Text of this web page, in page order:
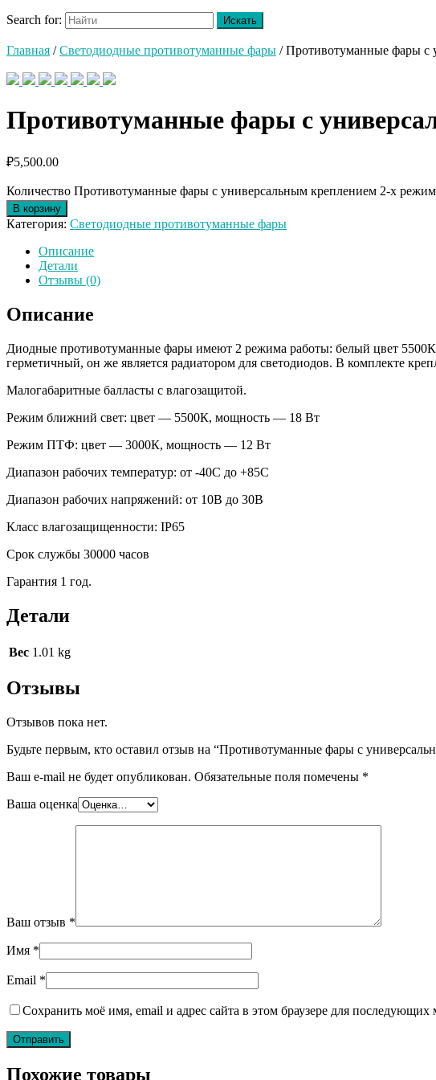
Search for:
Главная /Светодиодные противотуманные фары / Противотуманные фары с
Противотуманные фары с
₽5,500.00
Количество Противотуманные фары с универсальным креплением 2-х
В корзину
Категория: Светодиодные противотуманные фары
Описание
Детали
Отзывы (0)
Описание
Диодные противотуманные фары имеют 2 режима работы: белый цвет
герметичный, он же является радиатором для светодиодов. В комплекте
Малогабаритные балласты с влагозащитой.
Режим ближний свет: цвет — 5500К, мощность — 18 Вт
Режим ПТФ: цвет — 3000К, мощность — 12 Вт
Диапазон рабочих температур: от -40С до +85С
Диапазон рабочих напряжений: от 10В до 30В
Класс влагозащищенности: IР65
Срок службы 30000 часов
Гарантия 1 год.
Детали
Вес 1.01 kg
Отзывы
Отзывов пока нет.
Будьте первым, кто оставил отзыв на “Противотуманные фары с
Ваш e-mail не будет опубликован. Обязательные поля помечены *
Ваша оценка
Ваш отзыв *
Имя *
Email *
Сохранить моё имя, email и адрес сайта в этом браузере для
Похожие товары